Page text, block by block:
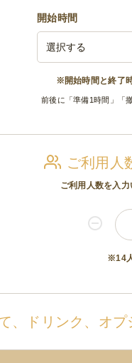
開始時間
※開始時間と終了
前後に「準備1時間」「
ご利用人
ご利用人数を入
※14
、ドリンク、オ